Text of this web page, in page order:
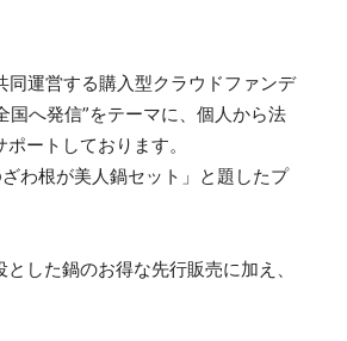
運営する購入型クラウドファンデ
国へ発信”をテーマに、個人から法
ートしております。
わ根が美人鍋セット」と題したプ
した鍋のお得な先行販売に加え、